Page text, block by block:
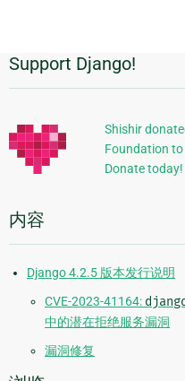
附
加
信
息
Support Django!
Shishir
Foundation
Donate today!
内容
Django 4.2.5 版本发行说明
CVE-2023-41164:
中的潜在拒绝服务漏洞
漏洞修复